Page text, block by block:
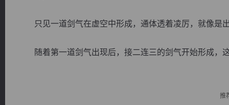
只见一道剑气在虚空中形成，通体透着凌厉，就像是
随着第一道剑气出现后，接二连三的剑气开始形成，
推